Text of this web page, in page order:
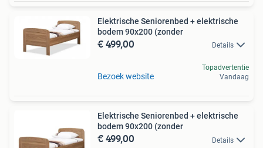
Elektrische Seniorenbed + elektrische
bodem 90x200 (zonder
€ 499,00 Details
Bezoek website
Topadvertentie
Vandaag
Elektrische Seniorenbed + elektrische
bodem 90x200 (zonder
€ 499,00 Details